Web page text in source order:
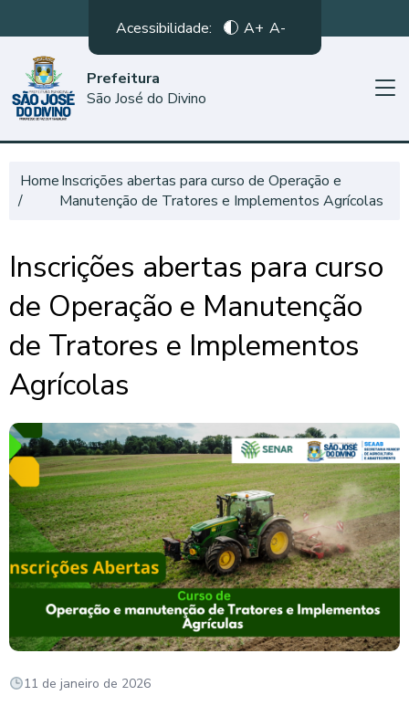
Acessibilidade: A+ A-
Prefeitura
São José do Divino
HomeInscrições abertas para curso de Operação e
Manutenção de Tratores e Implementos Agrícolas
Inscrições abertas para curso
de Operação e Manutenção
de Tratores e Implementos
Agrícolas
11 de janeiro de 2026